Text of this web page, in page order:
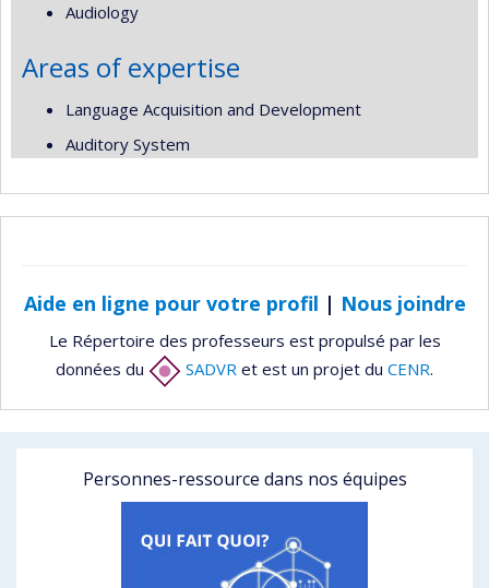
Audiology
Areas of expertise
Language Acquisition and Development
Auditory System
Aide en ligne pour votre profil | Nous joindre
Le Répertoire des professeurs est propulsé par les
données du
SADVR et est un projet du CENR.
Personnes-ressource dans nos équipes